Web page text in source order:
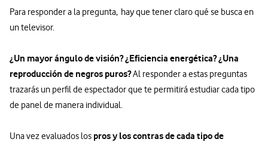
Para responder a la pregunta, hay que tener claro qué se busca en
un televisor.
¿Un mayor ángulo de visión? ¿Eficiencia energética? ¿Una
reproducción de negros puros?Al responder a estas preguntas
trazarás un perfil de espectador que te permitirá estudiar cada tipo
de panel de manera individual.
Una vez evaluados los pros y los contras de cada tipo de